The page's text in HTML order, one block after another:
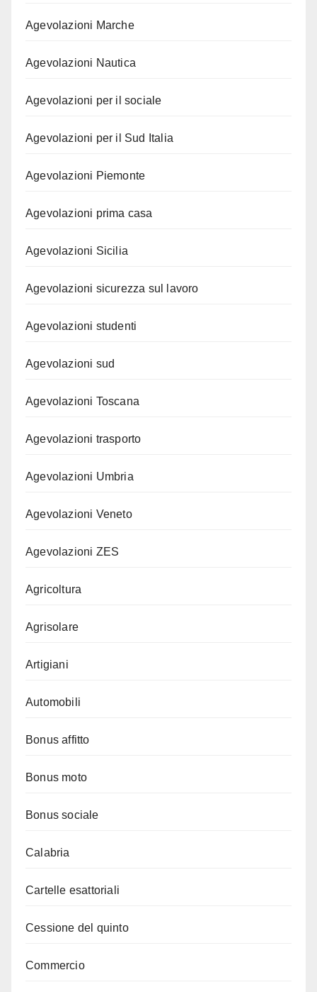
Agevolazioni Marche
Agevolazioni Nautica
Agevolazioni per il sociale
Agevolazioni per il Sud Italia
Agevolazioni Piemonte
Agevolazioni prima casa
Agevolazioni Sicilia
Agevolazioni sicurezza sul lavoro
Agevolazioni studenti
Agevolazioni sud
Agevolazioni Toscana
Agevolazioni trasporto
Agevolazioni Umbria
Agevolazioni Veneto
Agevolazioni ZES
Agricoltura
Agrisolare
Artigiani
Automobili
Bonus affitto
Bonus moto
Bonus sociale
Calabria
Cartelle esattoriali
Cessione del quinto
Commercio